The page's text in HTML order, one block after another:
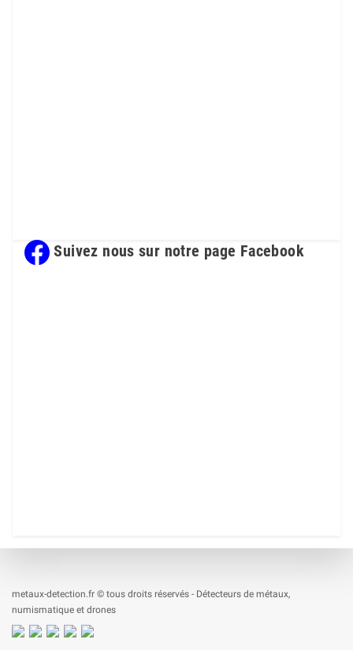
Suivez nous sur notre page Facebook
metaux-detection.fr © tous droits réservés - Détecteurs de métaux,
numismatique et drones